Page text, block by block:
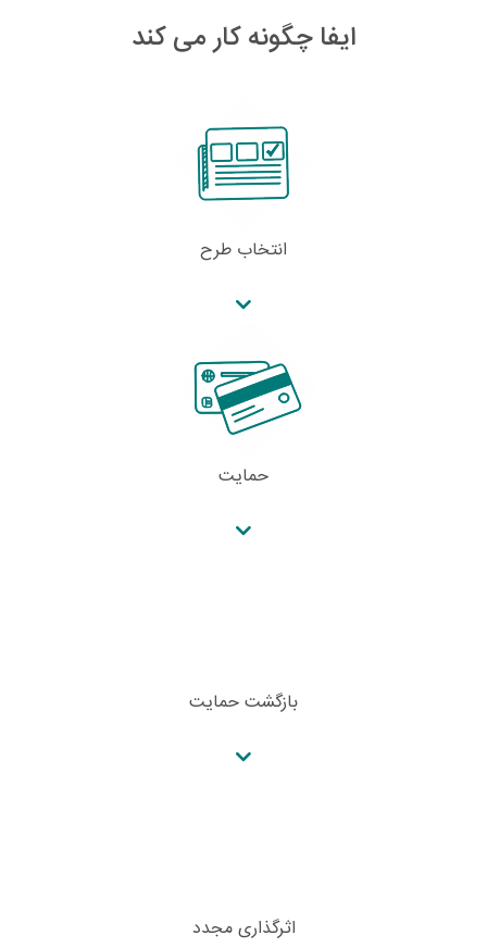
ایفا چگونه کار می کند
انتخاب طرح
حمایت
بازگشت حمایت
اثرگذاری مجدد